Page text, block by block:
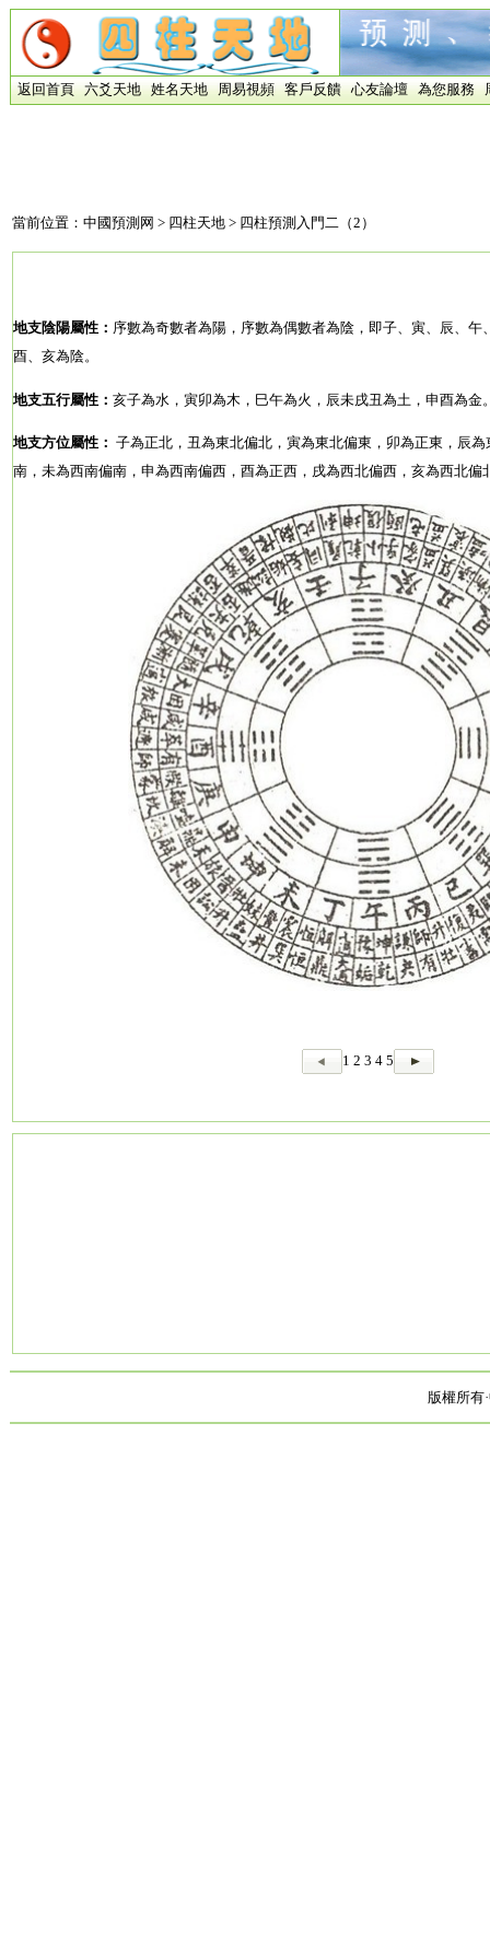
返回首頁 六爻天地 姓名天地 周易視頻 客戶反饋 心友論壇 為您服務
當前位置： 中國預測网 > 四柱天地 > 四柱預測入門二（2）
地支陰陽屬性： 序數為奇數者為陽，序數為偶數者為陰，即子、寅、辰、
酉、亥為陰。
地支五行屬性： 亥子為水，寅卯為木，巳午為火，辰未戌丑為土，申酉為金
地支方位屬性： 子為正北，丑為東北偏北，寅為東北偏東，卯為正東，辰
南，未為西南偏南，申為西南偏西，酉為正西，戌為西北偏西，亥為西北偏
1 2 3 4 5
版權所有